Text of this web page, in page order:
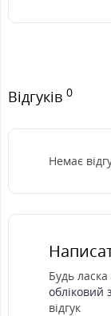
Відгуків 0
Немає
Будь ласка
обліковий
відгук